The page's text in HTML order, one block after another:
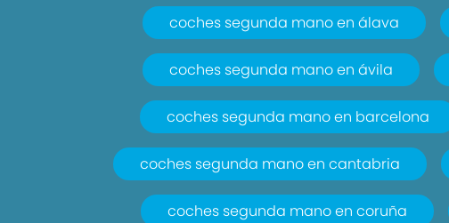
coches segunda mano en álava
coches segunda mano en ávila
coches segunda mano en barcelona
coches segunda mano en cantabria
coches segunda mano en coruña